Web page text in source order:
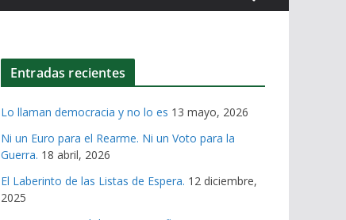
Entradas recientes
Lo llaman democracia y no lo es 13 mayo, 2026
Ni un Euro para el Rearme. Ni un Voto para la
Guerra. 18 abril, 2026
El Laberinto de las Listas de Espera. 12 diciembre,
2025